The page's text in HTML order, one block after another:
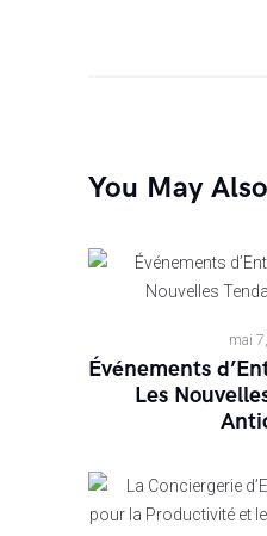
You May
mai
Événements
Les